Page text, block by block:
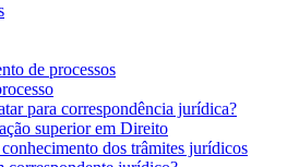
de processos
para correspondência jurídica?
superior em Direito
dos trâmites jurídicos